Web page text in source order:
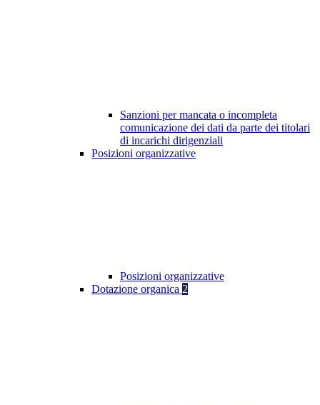
Sanzioni per mancata o incompleta
comunicazione dei dati da parte dei titolari
di incarichi dirigenziali
Posizioni organizzative
Posizioni organizzative
Dotazione organica 2